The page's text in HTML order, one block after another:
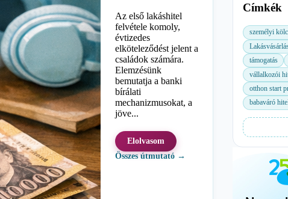
Az első lakáshitel
felvétele komoly,
évtizedes
elköteleződést jelent a
családok számára.
Elemzésünk
bemutatja a banki
bírálati
mechanizmusokat, a
jöve...
Elolvasom
Összes útmutató →
Címkék
személyi
támogatás
vállalkozói
otthon start
babaváró